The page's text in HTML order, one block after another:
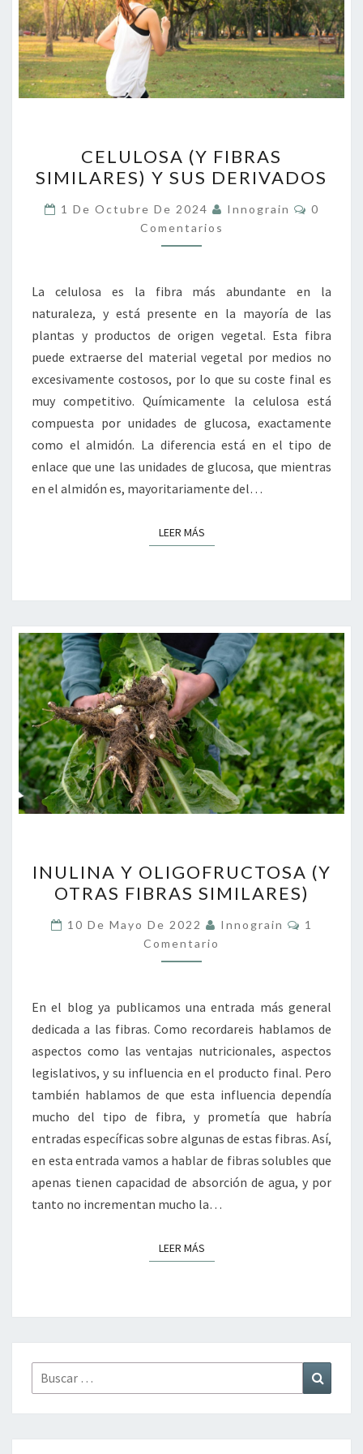
(Y
FIBRAS
SIMILARES)
Y
SUS
CELULOSA (Y FIBRAS
SIMILARES) Y SUS DERIVADOS
1 De Octubre De 2024 Innograin
0
Comentarios
La celulosa es la fibra más abundante en la
naturaleza, y está presente en la mayoría de las
plantas y productos de origen vegetal. Esta fibra
puede extraerse del material vegetal por medios no
excesivamente costosos, por lo que su coste final es
muy competitivo. Químicamente la celulosa está
compuesta por unidades de glucosa, exactamente
como el almidón. La diferencia está en el tipo de
enlace que une las unidades de glucosa, que mientras
en el almidón es, mayoritariamente del…
LEER MÁSLEER MÁS
Y
OLIGOFRUCTOSA
(Y
OTRAS
FIBRAS
INULINA Y OLIGOFRUCTOSA (Y
OTRAS FIBRAS SIMILARES)
10 De Mayo De 2022 Innograin
1
Comentario
En el blog ya publicamos una entrada más general
dedicada a las fibras. Como recordareis hablamos de
aspectos como las ventajas nutricionales, aspectos
legislativos, y su influencia en el producto final. Pero
también hablamos de que esta influencia dependía
mucho del tipo de fibra, y prometía que habría
entradas específicas sobre algunas de estas fibras. Así,
en esta entrada vamos a hablar de fibras solubles que
apenas tienen capacidad de absorción de agua, y por
tanto no incrementan mucho la…
LEER MÁSLEER MÁS
Buscar
por: